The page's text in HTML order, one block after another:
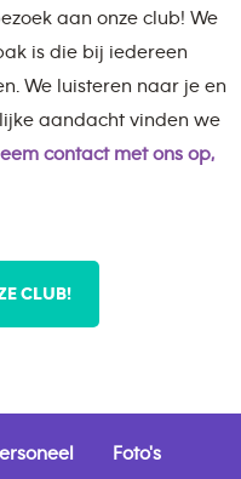
aan onze club! We
is die bij iedereen
We luisteren naar je en
aandacht vinden we
contact met ons op,
CLUB!
Foto's